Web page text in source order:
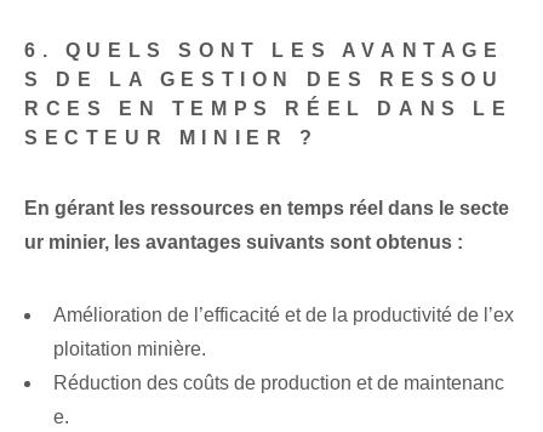
6. QUELS SONT LES AVANTAGE
S DE LA GESTION DES RESSOU
RCES EN TEMPS RÉEL DANS LE
SECTEUR MINIER ?
En gérant les ressources en temps réel dans le secte
ur minier, les avantages suivants sont obtenus :
Amélioration de l’efficacité et de la productivité de l’ex
ploitation minière.
Réduction des coûts de production et de maintenanc
e.